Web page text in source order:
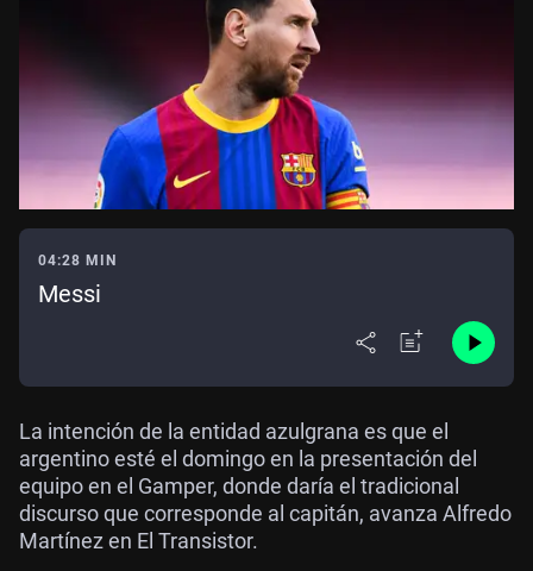
04:28 MIN
Messi
La intención de la entidad azulgrana es que el
argentino esté el domingo en la presentación del
equipo en el Gamper, donde daría el tradicional
discurso que corresponde al capitán, avanza Alfredo
Martínez en El Transistor.